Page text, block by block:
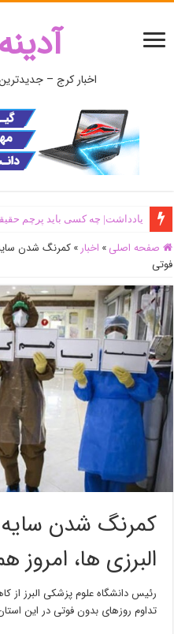
اخبار کرج – جدیدترین
یادداشت| ‌چه کسی باید پرچم
صفحه اصلی » اخبار » کمرنگ شدن سایه
فوتی
کمرنگ شدن سایه
البرزی ها،
رئیس دانشگاه علوم پزشکی البرز
تداوم روزهای بدون فوتی در این